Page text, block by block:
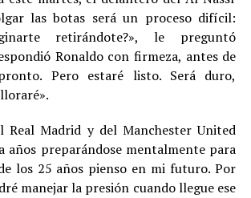
las botas será un proceso difícil:
retirándote?», le preguntó
Ronaldo con firmeza, antes de
Pero estaré listo. Será duro,
Real Madrid y del Manchester United
años preparándose mentalmente para
los 25 años pienso en mi futuro. Por
manejar la presión cuando llegue ese